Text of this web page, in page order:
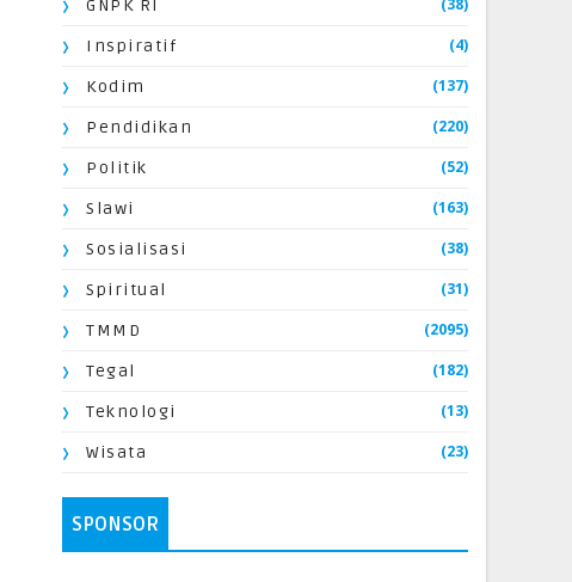
GNPK RI (38)
Inspiratif (4)
Kodim (137)
Pendidikan (220)
Politik (52)
Slawi (163)
Sosialisasi (38)
Spiritual (31)
TMMD (2095)
Tegal (182)
Teknologi (13)
Wisata (23)
SPONSOR